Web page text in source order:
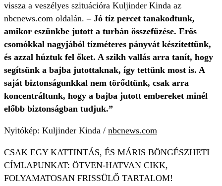
vissza a veszélyes szituációra Kuljinder Kinda az
nbcnews.com oldalán.– Jó tíz percet tanakodtunk,
amikor eszünkbe jutott a turbán összefűzése. Erős
csomókkal nagyjából tízméteres pányvát készítettünk,
és azzal húztuk fel őket. A szikh vallás arra tanít, hogy
segítsünk a bajba jutottaknak, így tettünk most is. A
saját biztonságunkkal nem törődtünk, csak arra
koncentráltunk, hogy a bajba jutott embereket minél
előbb biztonságban tudjuk.”
Nyitókép: Kuljinder Kinda / nbcnews.com
CSAK EGY KATTINTÁS, ÉS MÁRIS BÖNGÉSZHETI
CÍMLAPUNKAT: ÖTVEN-HATVAN CIKK,
FOLYAMATOSAN FRISSÜLŐ TARTALOM!